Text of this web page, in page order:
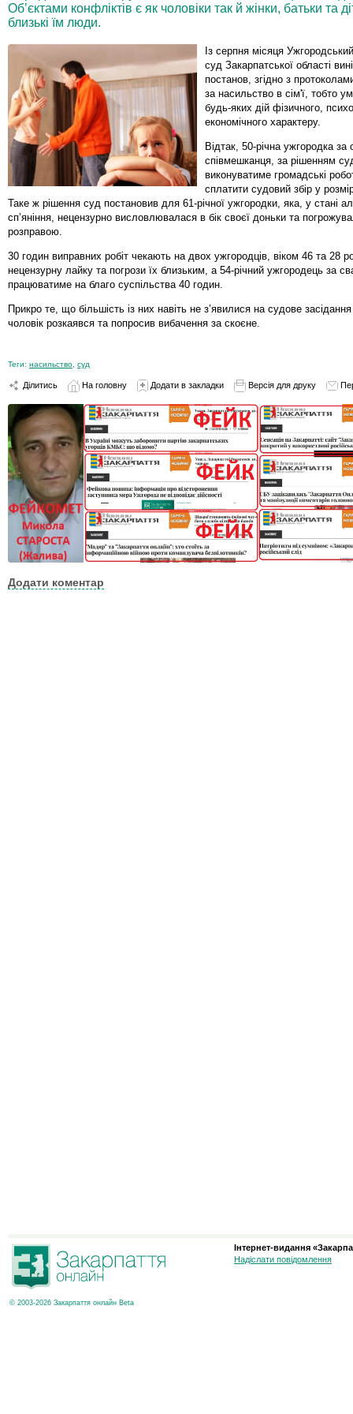
Об’єктами конфліктів є як чоловіки так й жінки, батьки та
близькі їм люди.
Із серпня місяця
суд Закарпатської області
постанов, згідно з
за насильство в сім'ї, тобто
будь-яких дій фізичного,
економічного характеру.
Відтак, 50-річна ужгородка за
співмешканця, за рішенням
виконуватиме громадські
сплатити судовий збір у
Таке ж рішення суд постановив для 61-річної ужгородки, яка, у стані
сп’яніння, нецензурно висловлювалася в бік своєї доньки та
розправою.
30 годин виправних робіт чекають на двох ужгородців, віком 46 та 28
нецензурну лайку та погрози їх близьким, а 54-річний ужгородець за
працюватиме на благо суспільства 40 годин.
Прикро те, що більшість із них навіть не з’явилися на судове
чоловік розкаявся та попросив вибачення за скоєне.
Теги: насильство суд
Ділитись На головну Додати в закладки Версія для друку
Додати коментар
© 2003-2026 Закарпаття онлайн Beta
Інтернет-видання
Надіслати повідомлення